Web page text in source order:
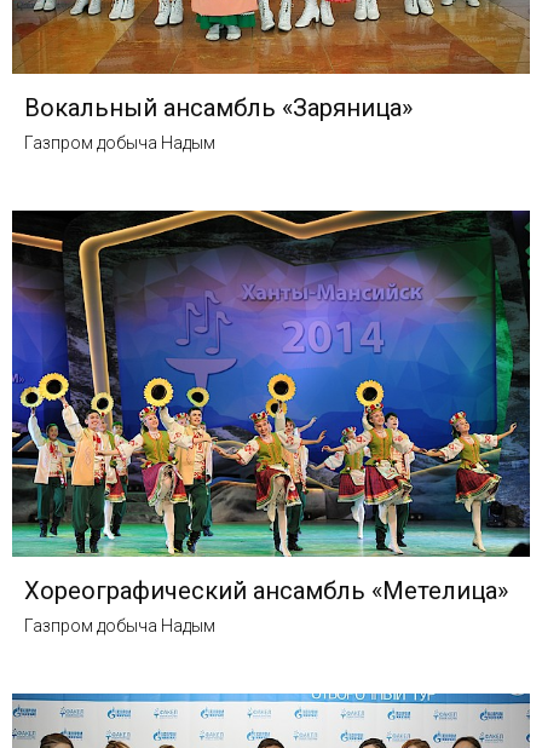
Вокальный ансамбль «Заряница»
Газпром добыча Надым
Хореографический ансамбль «Метелица»
Газпром добыча Надым